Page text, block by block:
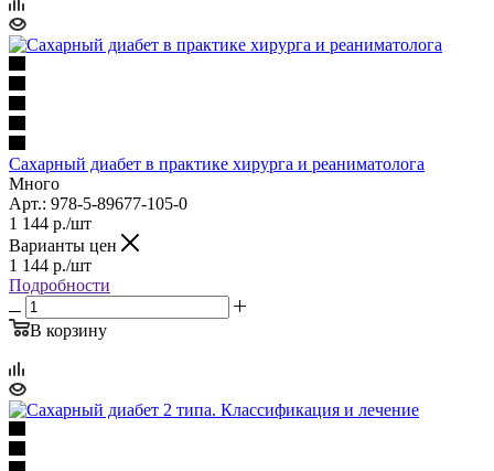
Сахарный диабет в практике хирурга и реаниматолога
Много
Арт.: 978-5-89677-105-0
1 144 р./шт
Варианты цен
1 144 р./шт
Подробности
В корзину